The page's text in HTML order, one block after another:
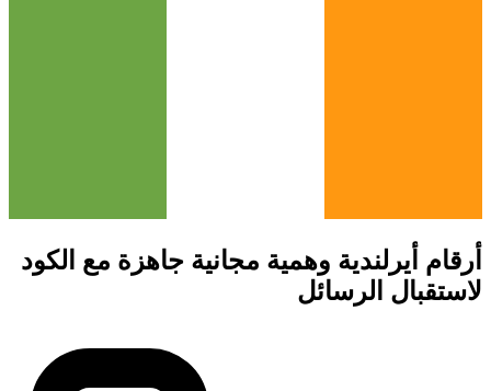
أرقام أيرلندية وهمية مجانية جاهزة مع الكود
لاستقبال الرسائل